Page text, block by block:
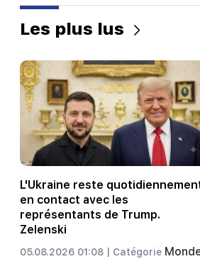
Les plus lus
L'Ukraine reste
en contact avec les
représentants de Trump.
Zelenski
05.08.2026 01:08 | Catégorie